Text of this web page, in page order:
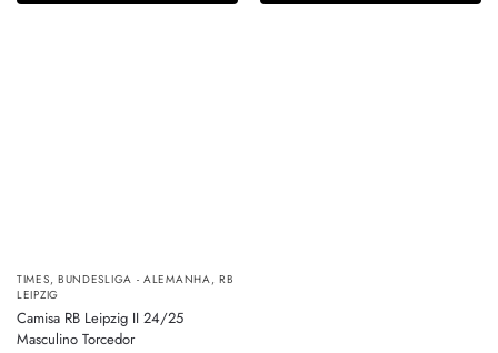
TIMES, BUNDESLIGA - ALEMANHA,RB
LEIPZIG
Camisa RB Leipzig II 24/25
Masculino Torcedor